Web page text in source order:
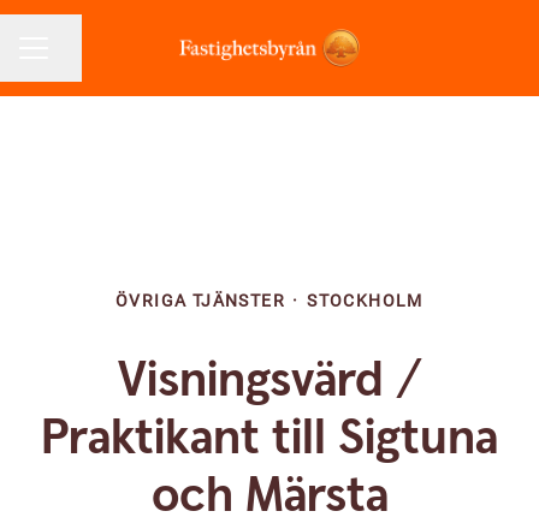
ÖVRIGA TJÄNSTER · STOCKHOLM
Visningsvärd /
Praktikant till Sigtuna
och Märsta